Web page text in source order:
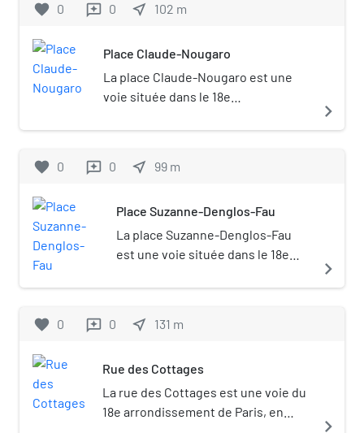
favorite 0 reviews 0 near_me 102 m
Place Claude-Nougaro
La place Claude-Nougaro est une
voie située dans le 18e
navigate_next
favorite 0 reviews 0 near_me 99 m
Place Suzanne-Denglos-Fau
La place Suzanne-Denglos-Fau
est une voie située dans le 18e
navigate_next
favorite 0 reviews 0 near_me 131 m
Rue des Cottages
La rue des Cottages est une voie du
18e arrondissement de Paris, en
navigate_next